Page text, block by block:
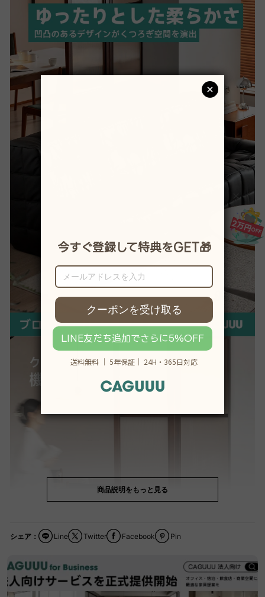
商品説明をもっと見る
シェア： Facebook
Twitter Pin
Line